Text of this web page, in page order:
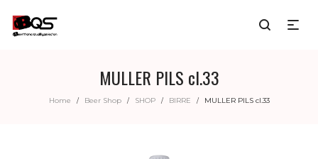
MULLER PILS cl.33
Home / Beer Shop / SHOP / BIRRE / MULLER PILS cl.33